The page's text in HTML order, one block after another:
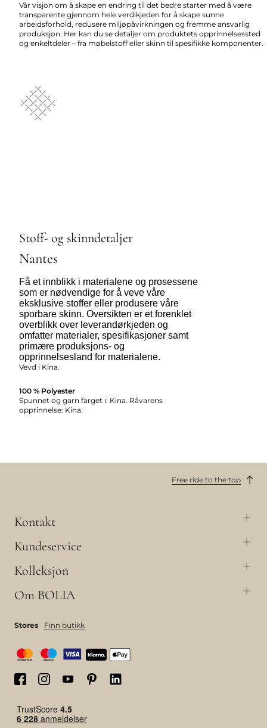
Vår visjon om å skape en endring til det bedre starter med å være
transparente gjennom hele verdikjeden for å skape sunne
arbeidsforhold, redusere miljøpåvirkningen og fremme ansvarlig
produksjon. Her kan du se detaljer om produktets opprinnelsessted
og enkeltdeler – fra møbelstoff eller skinn til spesifikke komponenter.
Stoff- og skinndetaljer
Nantes
Få et innblikk i materialene og prosessene
som er nødvendige for å veve våre
eksklusive stoffer eller produsere våre
sporbare skinn. Oversikten er et forenklet
overblikk over leverandørkjeden og
omfatter materialer, spesifikasjoner samt
primære produksjons- og
opprinnelsesland for materialene.
Vevd i Kina.
100 % Polyester
Spunnet og garn farget i: Kina. Råvarens
opprinnelse: Kina.
Free ride to the top
Kontakt
Kundeservice
Kolleksjon
Om BOLIA
Stores Finn butikk